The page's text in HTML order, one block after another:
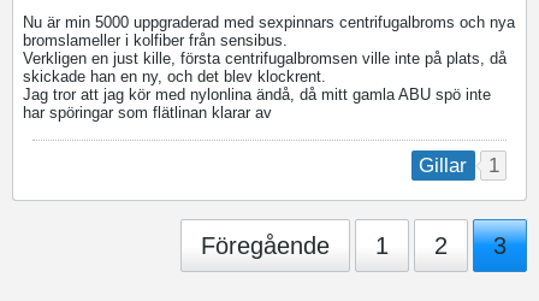
Nu är min 5000 uppgraderad med sexpinnars centrifugalbroms och nya
bromslameller i kolfiber från sensibus.
Verkligen en just kille, första centrifugalbromsen ville inte på plats, då
skickade han en ny, och det blev klockrent.
Jag tror att jag kör med nylonlina ändå, då mitt gamla ABU spö inte
har spöringar som flätlinan klarar av
Gillar 1
Föregående 1 2 3